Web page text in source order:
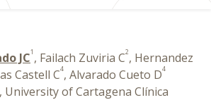
JC1 , Failach Zuviria C2, Hernandez
Castell C4, Alvarado Cueto D4
University of Cartagena Clínica